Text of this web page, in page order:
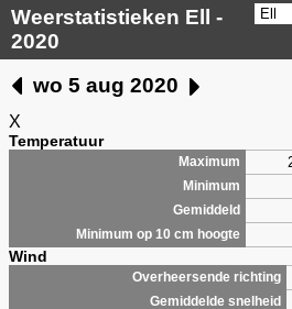
Weerstatistieken Ell -
2020
wo 5 aug 2020
X
Temperatuur
Maximum
Minimum
Gemiddeld
Minimum op 10 cm hoogte
Wind
Overheersende richting
Gemiddelde snelheid